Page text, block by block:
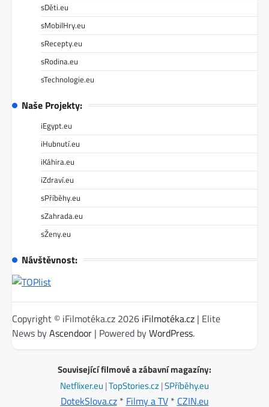
sDěti.eu
sMobilHry.eu
sRecepty.eu
sRodina.eu
sTechnologie.eu
Naše Projekty:
iEgypt.eu
iHubnutí.eu
iKáhira.eu
iZdraví.eu
sPříběhy.eu
sZahrada.eu
sŽeny.eu
Návštěvnost:
Copyright © iFilmotéka.cz 2026 iFilmotéka.cz | Elite
News byAscendoor | Powered byWordPress.
Související filmové a zábavní magazíny:
Netflixer.eu |TopStories.cz|SPříběhy.eu
DotekSlova.cz* Filmy a TV* CZIN.eu